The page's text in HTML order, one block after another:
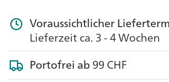
Voraussichtlicher
Lieferzeit ca. 3 - 4 Wochen
Portofrei ab99 CHF